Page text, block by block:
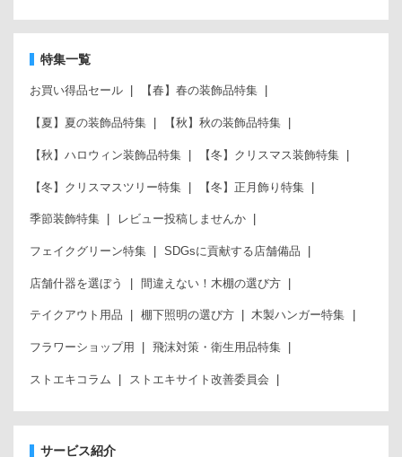
特集一覧
お買い得品セール 【春】春の装飾品特集
【夏】夏の装飾品特集 【秋】秋の装飾品特集
【秋】ハロウィン装飾品特集 【冬】クリスマス装飾特集
【冬】クリスマスツリー特集 【冬】正月飾り特集
季節装飾特集 レビュー投稿しませんか
フェイクグリーン特集 SDGsに貢献する店舗備品
店舗什器を選ぼう 間違えない！木棚の選び方
テイクアウト用品 棚下照明の選び方 木製ハンガー特集
フラワーショップ用 飛沫対策・衛生用品特集
ストエキコラム ストエキサイト改善委員会
サービス紹介